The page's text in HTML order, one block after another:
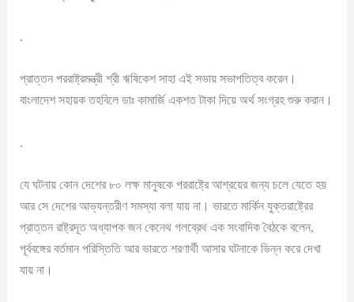
.
প্রাত্তন পররাষ্ট্রমন্ত্রী শ্রী ঋষিকেশ সাহা এই সভায় সভাপতিত্ব করেন।
বাংলাদেশ সহায়ক তহবিলে ডাঃ কামার্জি একশত টাকা দিয়ে অর্থ সংগ্রহ শুরু করান।
.
যে ঘটনায় কোন দেশের ৮০ লক্ষ মানুষকে পররাষ্ট্রে আশ্রয়ের জন্য চলে যেতে হয়
আর সে দেশের আভ্যন্তরীণ সমস্যা বলা যায় না। ভারতে মার্কিন যুক্তরাষ্ট্রের
প্রাত্তন রাষ্ট্রদূত অধ্যাপক জন কেনেথ গলব্রেথ এক সংবাদিক বৈঠকে বলেন,
পূর্ববঙ্গের বর্তমান পরিস্তিতি আর ভারতে শরণার্থী আসার ঘটনাকে ভিন্ন করে দেখা
যায় না।